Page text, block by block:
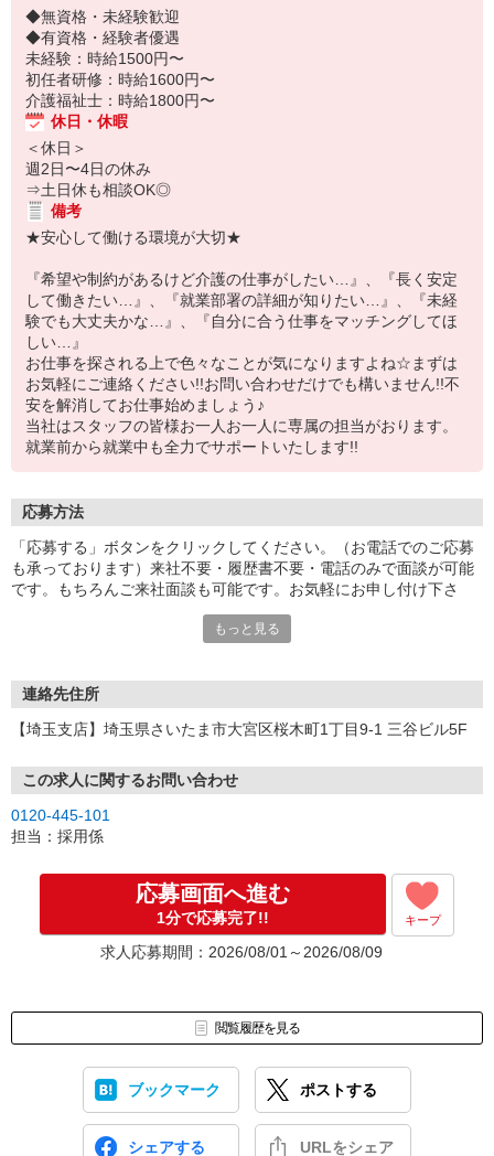
◆無資格・未経験歓迎
◆有資格・経験者優遇
未経験：時給1500円〜
初任者研修：時給1600円〜
介護福祉士：時給1800円〜
休日・休暇
＜休日＞
週2日〜4日の休み
⇒土日休も相談OK◎
備考
★安心して働ける環境が大切★
『希望や制約があるけど介護の仕事がしたい…』、『長く安定
して働きたい…』、『就業部署の詳細が知りたい…』、『未経
験でも大丈夫かな…』、『自分に合う仕事をマッチングしてほ
しい…』
お仕事を探される上で色々なことが気になりますよね☆まずは
お気軽にご連絡ください!!お問い合わせだけでも構いません!!不
安を解消してお仕事始めましょう♪
当社はスタッフの皆様お一人お一人に専属の担当がおります。
就業前から就業中も全力でサポートいたします!!
応募方法
「応募する」ボタンをクリックしてください。（お電話でのご応募
も承っております）来社不要・履歴書不要・電話のみで面談が可能
です。もちろんご来社面談も可能です。お気軽にお申し付け下さ
もっと見る
連絡先住所
【埼玉支店】埼玉県さいたま市大宮区桜木町1丁目9-1 三谷ビル5F
この求人に関するお問い合わせ
0120-445-101
担当：採用係
応募画面へ進む
1分で応募完了!! キープ
求人応募期間：2026/08/01～2026/08/09
閲覧履歴を見る
ブックマーク ポストする
シェアする URLをシェア